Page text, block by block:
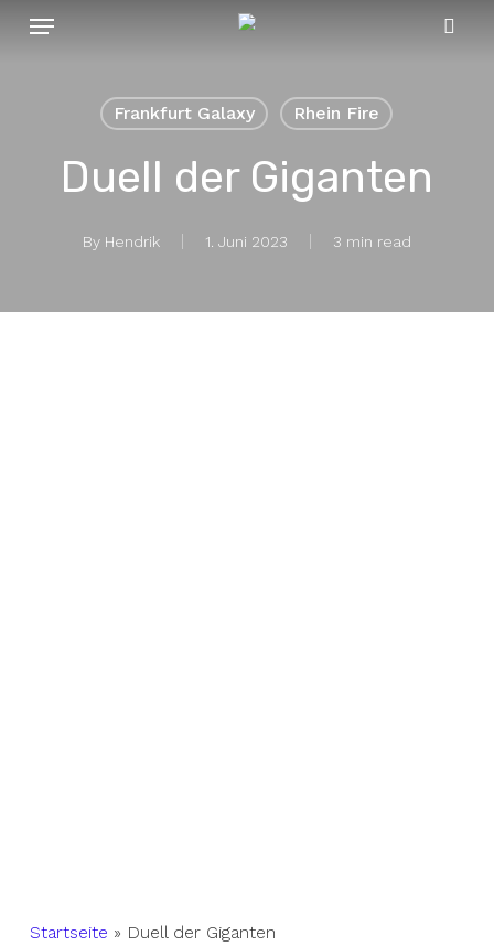
SkipMenu
Frankfurt Galaxy Rhein Fire
Duell der Giganten
By Hendrik 1. Juni 2023 3 min read
Startseite » Duell der Giganten